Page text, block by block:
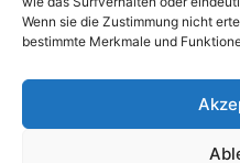
Wenn sie die Zustimmung nicht
bestimmte Merkmale und